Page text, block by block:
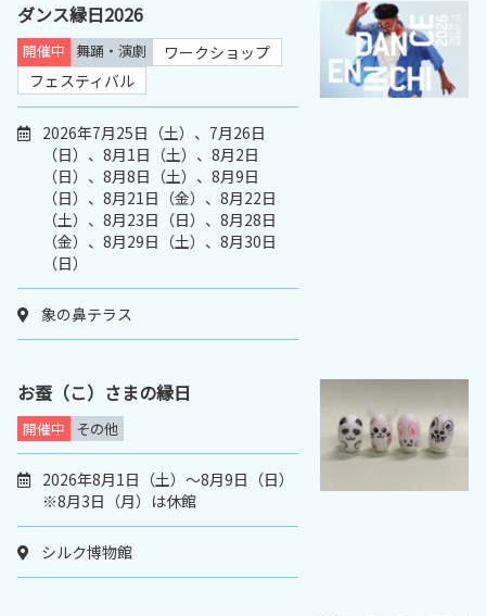
ダンス縁日2026
開催中 舞踊・演劇
ワークショップ
フェスティバル
2026年7月25日（土）、7月26日
（日）、8月1日（土）、8月2日
（日）、8月8日（土）、8月9日
（日）、8月21日（金）、8月22日
（土）、8月23日（日）、8月28日
（金）、8月29日（土）、8月30日
（日）
象の鼻テラス
お蚕（こ）さまの縁日
開催中 その他
2026年8月1日（土）～8月9日（日）
※8月3日（月）は休館
シルク博物館